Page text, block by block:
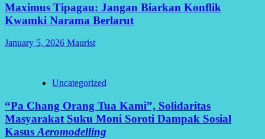
Maximus Tipagau: Jangan Biarkan Konflik
Kwamki Narama Berlarut
January 5, 2026 Maurist
Uncategorized
“Pa Chang Orang Tua Kami”, Solidaritas
Masyarakat Suku Moni Soroti Dampak Sosial
Kasus Aeromodelling